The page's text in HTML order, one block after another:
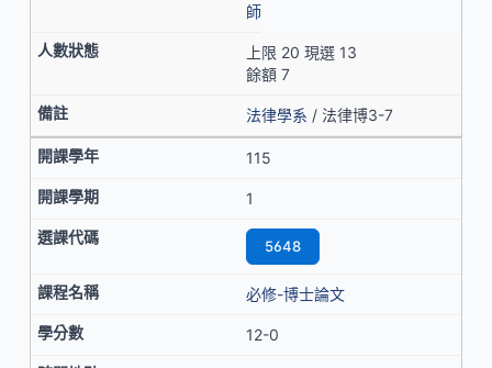
師
上限 20 現選 13
餘額 7
法律學系 / 法律博3-7
115
1
5648
必修-博士論文
12-0